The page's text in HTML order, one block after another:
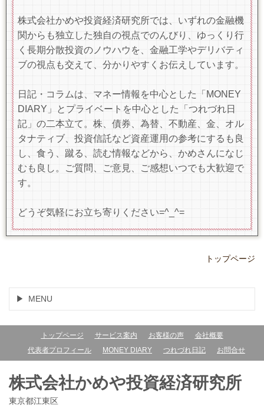
株式会社かめや投資経済研究所では、いずれの金融機
関からも独立した独自の視点でのんびり、ゆっくり行
く長期分散投資のノウハウを、金融工学やデリバティ
ブの視点も交えて、分かりやすくお伝えしています。
日記・コラムは、マネー情報を中心とした「MONEY
DIARY」とプライベートを中心とした「つれづれ日
記」の二本立て。株、債券、為替、不動産、金、オル
タナティブ、投資信託など資産運用の参考にするも良
し、食う、蹴る、読む情報などから、かめさんになじ
むも良し。ご質問、ご意見、ご感想いつでも大歓迎で
す。
どうぞ気軽にお立ち寄りください=^_^=
トップページ
MENU
トップページ サービス案内 お客様の声
会社概要
代表者プロフィール
MONEY DIARY つれづれ日記 お問合せ
株式会社かめや投資経済研究所
東京都江東区